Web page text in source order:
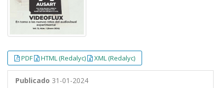
PDF HTML (Redalyc) XML (Redalyc)
Publicado 31-01-2024